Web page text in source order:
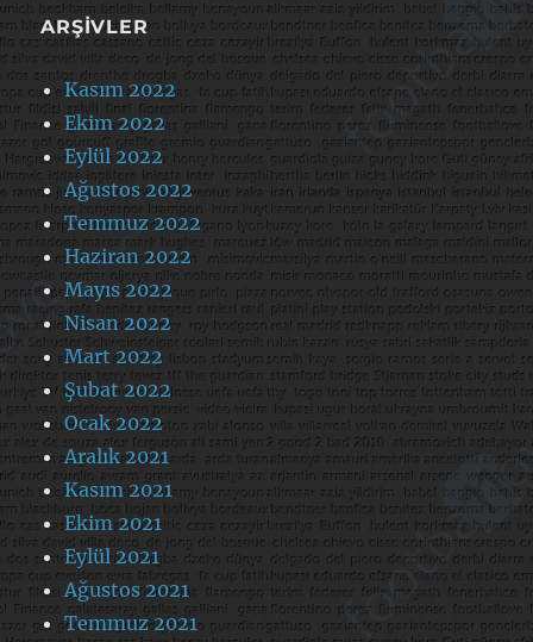
ARŞIVLER
Kasım 2022
Ekim 2022
Eylül 2022
Ağustos 2022
Temmuz 2022
Haziran 2022
Mayıs 2022
Nisan 2022
Mart 2022
Şubat 2022
Ocak 2022
Aralık 2021
Kasım 2021
Ekim 2021
Eylül 2021
Ağustos 2021
Temmuz 2021